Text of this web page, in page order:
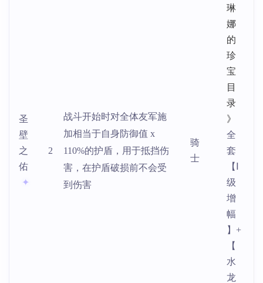
圣
壁
之
佑
2
战斗开始时对全体友军施
加相当于自身防御值 x
110%的护盾，用于抵挡伤
害，在护盾破损前不会受
到伤害
骑
士
琳
娜
的
珍
宝
目
录
》
全
套
【Ⅰ
级
增
幅
】+
【
水
龙